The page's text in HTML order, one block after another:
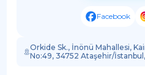
Facebook
Orkide Sk., İnönü Mahallesi,
No:49, 34752 Ataşehir/